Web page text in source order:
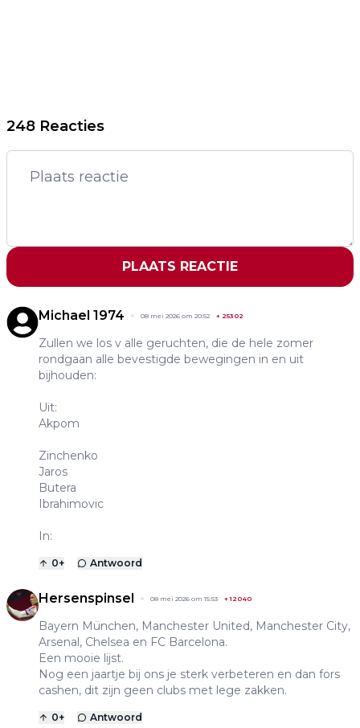
248 Reacties
PLAATS REACTIE
Michael 1974 08 mei 2026 om 20:52 + 25302
Zullen we los v alle geruchten, die de hele zomer
rondgaan alle bevestigde bewegingen in en uit
bijhouden:
Uit:
Akpom
Zinchenko
Jaros
Butera
Ibrahimovic
In:
0+ Antwoord
Hersenspinsel 08 mei 2026 om 15:53 +12040
Bayern München, Manchester United, Manchester City,
Arsenal, Chelsea en FC Barcelona.
Een mooie lijst.
Nog een jaartje bij ons je sterk verbeteren en dan fors
cashen, dit zijn geen clubs met lege zakken.
0+ Antwoord